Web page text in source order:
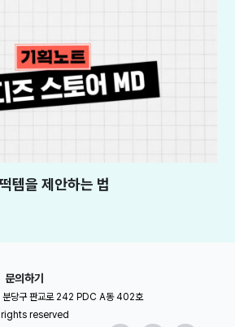
템을 제안하는 법
문의하기
분당구 판교로 242 PDC A동 402호
reserved